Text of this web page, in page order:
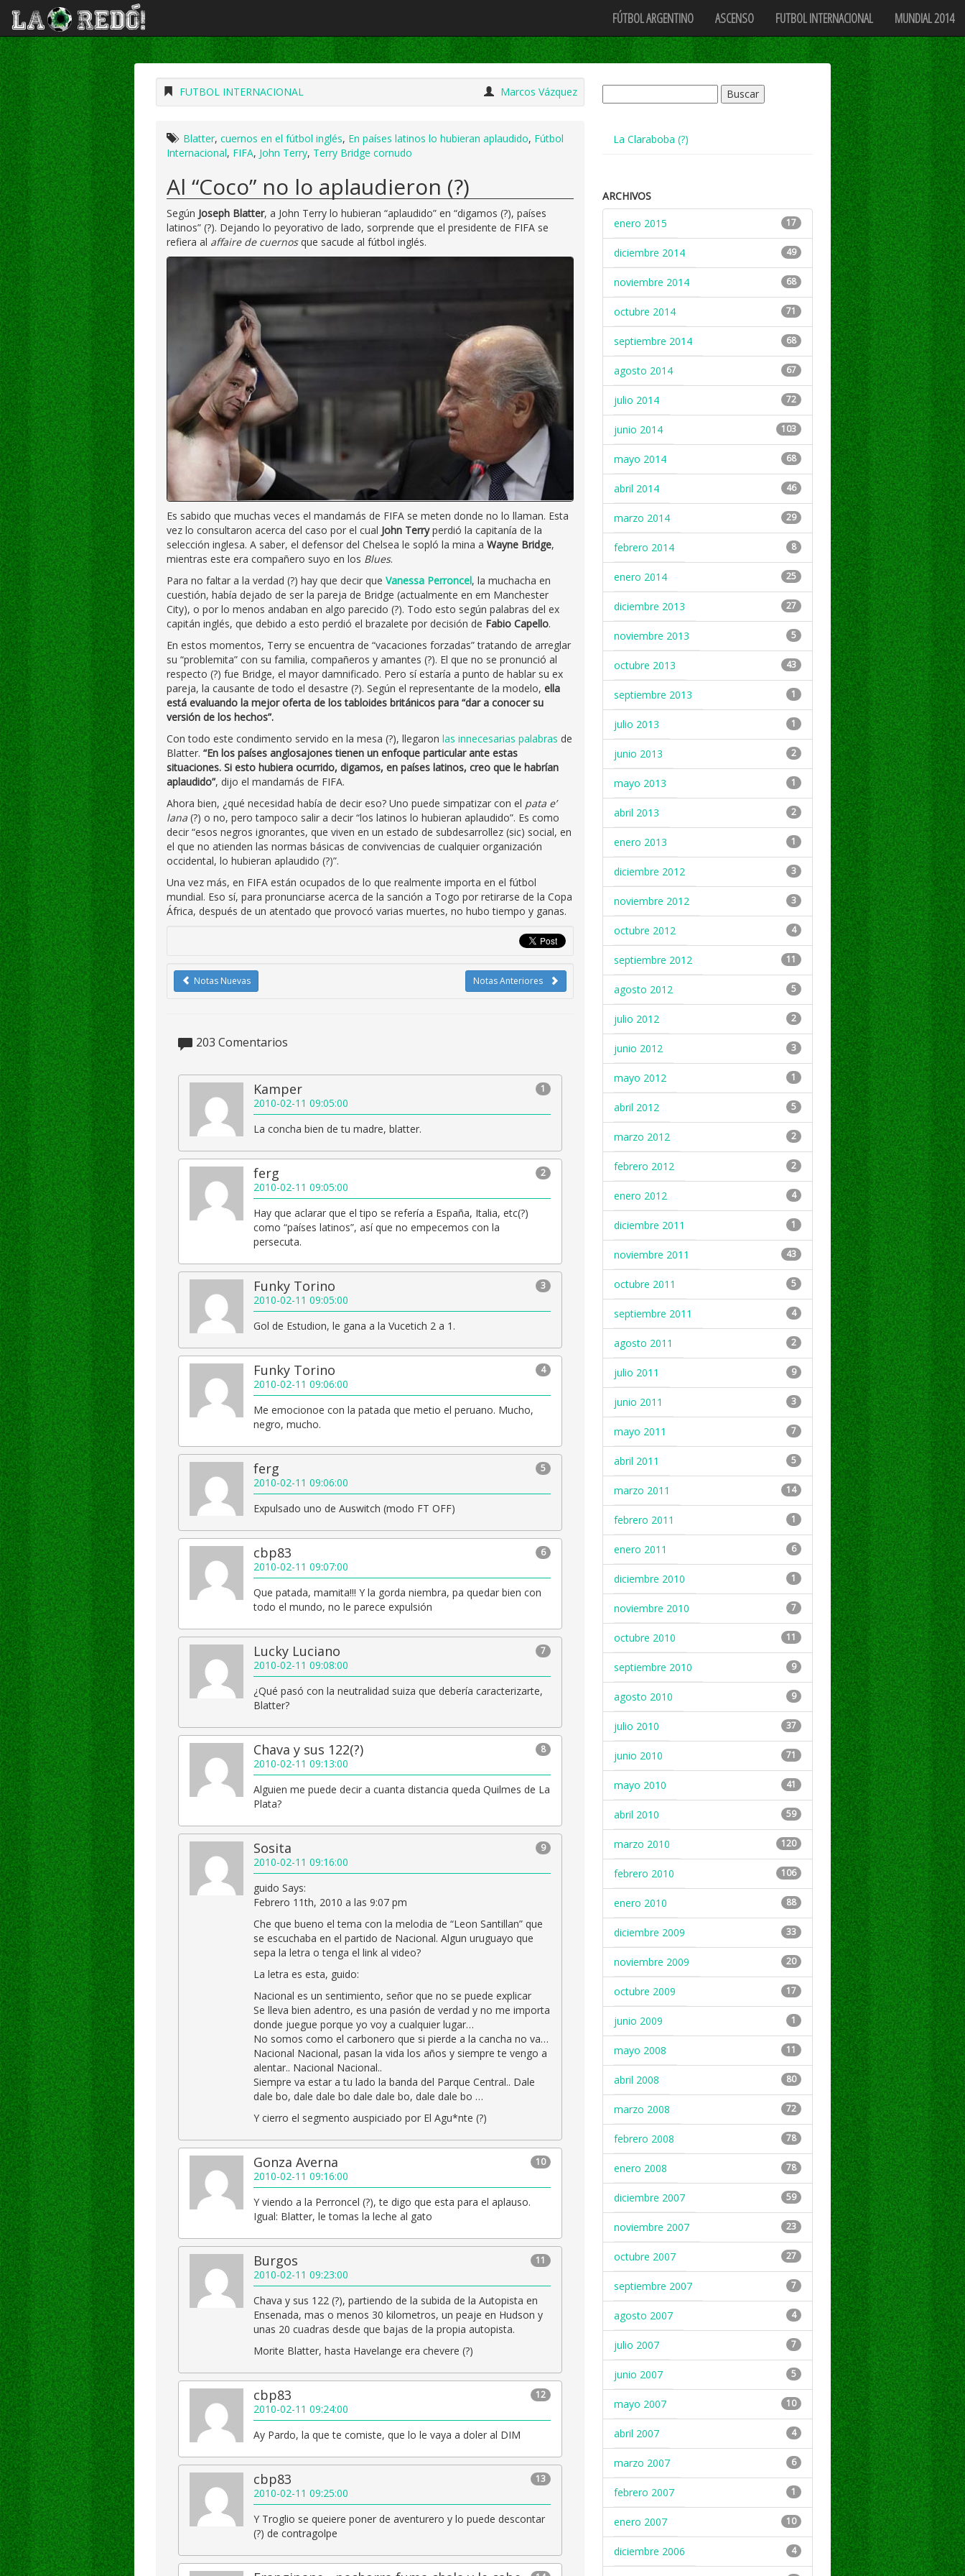
FÚTBOL ARGENTINO ASCENSO FUTBOL INTERNACIONAL MUNDIAL 2014
FUTBOL INTERNACIONAL Marcos Vázquez
Blatter, cuernos en el fútbol inglés, En países latinos lo hubieran aplaudido, Fútbol
Internacional, FIFA, John Terry, Terry Bridge cornudo
Al “Coco” no lo aplaudieron (?)
Según Joseph Blatter, a John Terry lo hubieran “aplaudido” en “digamos (?), países
latinos” (?). Dejando lo peyorativo de lado, sorprende que el presidente de FIFA se
refiera al affaire de cuernosque sacude al fútbol inglés.
Es sabido que muchas veces el mandamás de FIFA se meten donde no lo llaman. Esta
vez lo consultaron acerca del caso por el cual John Terryperdió la capitanía de la
selección inglesa. A saber, el defensor del Chelsea le sopló la mina a Wayne Bridge,
mientras este era compañero suyo en los Blues.
Para no faltar a la verdad (?) hay que decir que Vanessa Perroncel, la muchacha en
cuestión, había dejado de ser la pareja de Bridge (actualmente en em Manchester
City), o por lo menos andaban en algo parecido (?). Todo esto según palabras del ex
capitán inglés, que debido a esto perdió el brazalete por decisión de Fabio Capello.
En estos momentos, Terry se encuentra de “vacaciones forzadas” tratando de arreglar
su “problemita” con su familia, compañeros y amantes (?). El que no se pronunció al
respecto (?) fue Bridge, el mayor damnificado. Pero sí estaría a punto de hablar su ex
pareja, la causante de todo el desastre (?). Según el representante de la modelo, ella
está evaluando la mejor oferta de los tabloides británicos para “dar a conocer su
versión de los hechos”.
Con todo este condimento servido en la mesa (?), llegaron las innecesarias palabras de
Blatter. “En los países anglosajones tienen un enfoque particular ante estas
situaciones. Si esto hubiera ocurrido, digamos, en países latinos, creo que le habrían
aplaudido”, dijo el mandamás de FIFA.
Ahora bien, ¿qué necesidad había de decir eso? Uno puede simpatizar con el pata e’
lana (?) o no, pero tampoco salir a decir “los latinos lo hubieran aplaudido”. Es como
decir “esos negros ignorantes, que viven en un estado de subdesarrollez (sic) social, en
el que no atienden las normas básicas de convivencias de cualquier organización
occidental, lo hubieran aplaudido (?)”.
Una vez más, en FIFA están ocupados de lo que realmente importa en el fútbol
mundial. Eso sí, para pronunciarse acerca de la sanción a Togo por retirarse de la Copa
África, después de un atentado que provocó varias muertes, no hubo tiempo y ganas.
Notas Anteriores
Notas Nuevas
203 Comentarios
1
Kamper
2010-02-11 09:05:00
La concha bien de tu madre, blatter.
2
ferg
2010-02-11 09:05:00
Hay que aclarar que el tipo se refería a España, Italia, etc(?)
como “países latinos”, así que no empecemos con la
persecuta.
3
Funky Torino
2010-02-11 09:05:00
Gol de Estudion, le gana a la Vucetich 2 a 1.
4
Funky Torino
2010-02-11 09:06:00
Me emocionoe con la patada que metio el peruano. Mucho,
negro, mucho.
5
ferg
2010-02-11 09:06:00
Expulsado uno de Auswitch (modo FT OFF)
6
cbp83
2010-02-11 09:07:00
Que patada, mamita!!! Y la gorda niembra, pa quedar bien con
todo el mundo, no le parece expulsión
7
Lucky Luciano
2010-02-11 09:08:00
¿Qué pasó con la neutralidad suiza que debería caracterizarte,
Blatter?
8
Chava y sus 122(?)
2010-02-11 09:13:00
Alguien me puede decir a cuanta distancia queda Quilmes de La
Plata?
9
Sosita
2010-02-11 09:16:00
guido Says:
Febrero 11th, 2010 a las 9:07 pm
Che que bueno el tema con la melodia de “Leon Santillan” que
se escuchaba en el partido de Nacional. Algun uruguayo que
sepa la letra o tenga el link al video?
La letra es esta, guido:
Nacional es un sentimiento, señor que no se puede explicar
Se lleva bien adentro, es una pasión de verdad y no me importa
donde juegue porque yo voy a cualquier lugar…
No somos como el carbonero que si pierde a la cancha no va…
Nacional Nacional, pasan la vida los años y siempre te vengo a
alentar.. Nacional Nacional..
Siempre va estar a tu lado la banda del Parque Central.. Dale
dale bo, dale dale bo dale dale bo, dale dale bo …
Y cierro el segmento auspiciado por El Agu*nte (?)
10
Gonza Averna
2010-02-11 09:16:00
Y viendo a la Perroncel (?), te digo que esta para el aplauso.
Igual: Blatter, le tomas la leche al gato
11
Burgos
2010-02-11 09:23:00
Chava y sus 122 (?), partiendo de la subida de la Autopista en
Ensenada, mas o menos 30 kilometros, un peaje en Hudson y
unas 20 cuadras desde que bajas de la propia autopista.
Morite Blatter, hasta Havelange era chevere (?)
12
cbp83
2010-02-11 09:24:00
Ay Pardo, la que te comiste, que lo le vaya a doler al DIM
13
cbp83
2010-02-11 09:25:00
Y Troglio se queiere poner de aventurero y lo puede descontar
(?) de contragolpe
La Claraboba (?)
ARCHIVOS
enero 2015
17
diciembre 2014 49
noviembre 2014 68
octubre 2014 71
septiembre 2014 68
agosto 2014 67
julio 2014 72
junio 2014 103
mayo 2014 68
abril 2014 46
marzo 2014 29
febrero 2014 8
enero 2014 25
diciembre 2013 27
noviembre 2013 5
octubre 2013 43
septiembre 2013 1
julio 2013 1
junio 2013 2
mayo 2013 1
abril 2013 2
enero 2013 1
diciembre 2012 3
noviembre 2012 3
octubre 2012 4
septiembre 2012 11
agosto 2012 5
julio 2012 2
junio 2012 3
mayo 2012 1
abril 2012 5
marzo 2012 2
febrero 2012 2
enero 2012 4
diciembre 2011 1
noviembre 2011 43
octubre 2011 5
septiembre 2011 4
agosto 2011 2
julio 2011 9
junio 2011 3
mayo 2011 7
abril 2011 5
marzo 2011 14
febrero 2011 1
enero 2011 6
diciembre 2010 1
noviembre 2010 7
octubre 2010 11
septiembre 2010 9
agosto 2010 9
julio 2010 37
junio 2010 71
mayo 2010 41
abril 2010 59
marzo 2010 120
febrero 2010 106
enero 2010 88
diciembre 2009 33
noviembre 2009 20
octubre 2009 17
junio 2009 1
mayo 2008 11
abril 2008 80
marzo 2008 72
febrero 2008 78
enero 2008 78
diciembre 2007 59
noviembre 2007 23
octubre 2007 27
septiembre 2007 7
agosto 2007 4
julio 2007 7
junio 2007 5
mayo 2007 10
abril 2007 4
marzo 2007 6
febrero 2007 1
enero 2007 10
diciembre 2006 4